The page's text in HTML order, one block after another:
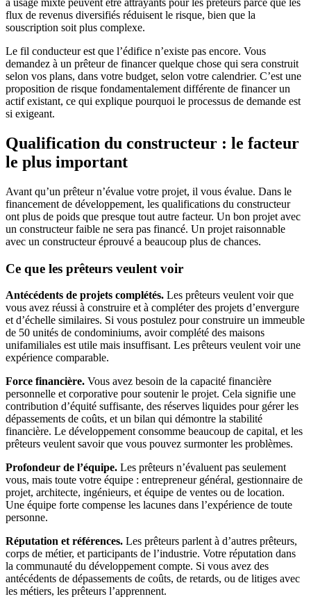
à usage mixte peuvent être attrayants pour les prêteurs parce que les
flux de revenus diversifiés réduisent le risque, bien que la
souscription soit plus complexe.
Le fil conducteur est que l’édifice n’existe pas encore. Vous
demandez à un prêteur de financer quelque chose qui sera construit
selon vos plans, dans votre budget, selon votre calendrier. C’est une
proposition de risque fondamentalement différente de financer un
actif existant, ce qui explique pourquoi le processus de demande est
si exigeant.
Qualification du constructeur : le facteur
le plus important
Avant qu’un prêteur n’évalue votre projet, il vous évalue. Dans le
financement de développement, les qualifications du constructeur
ont plus de poids que presque tout autre facteur. Un bon projet avec
un constructeur faible ne sera pas financé. Un projet raisonnable
avec un constructeur éprouvé a beaucoup plus de chances.
Ce que les prêteurs veulent voir
Antécédents de projets complétés. Les prêteurs veulent voir que
vous avez réussi à construire et à compléter des projets d’envergure
et d’échelle similaires. Si vous postulez pour construire un immeuble
de 50 unités de condominiums, avoir complété des maisons
unifamiliales est utile mais insuffisant. Les prêteurs veulent voir une
expérience comparable.
Force financière. Vous avez besoin de la capacité financière
personnelle et corporative pour soutenir le projet. Cela signifie une
contribution d’équité suffisante, des réserves liquides pour gérer les
dépassements de coûts, et un bilan qui démontre la stabilité
financière. Le développement consomme beaucoup de capital, et les
prêteurs veulent savoir que vous pouvez surmonter les problèmes.
Profondeur de l’équipe. Les prêteurs n’évaluent pas seulement
vous, mais toute votre équipe : entrepreneur général, gestionnaire de
projet, architecte, ingénieurs, et équipe de ventes ou de location.
Une équipe forte compense les lacunes dans l’expérience de toute
personne.
Réputation et références. Les prêteurs parlent à d’autres prêteurs,
corps de métier, et participants de l’industrie. Votre réputation dans
la communauté du développement compte. Si vous avez des
antécédents de dépassements de coûts, de retards, ou de litiges avec
les métiers, les prêteurs l’apprennent.